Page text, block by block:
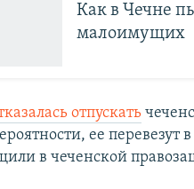
Как в Чечне
малоимущих
отпускать
ее
в чеченской